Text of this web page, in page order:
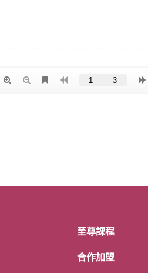
至尊課程
合作加盟